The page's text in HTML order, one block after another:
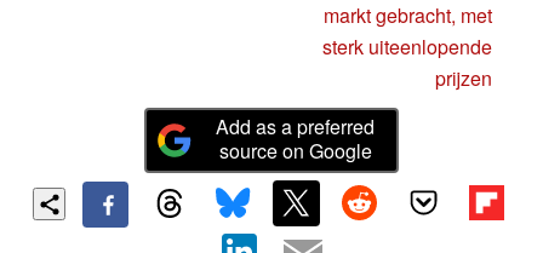
markt gebracht, met
sterk uiteenlopende
prijzen
Add as a preferred
source on Google